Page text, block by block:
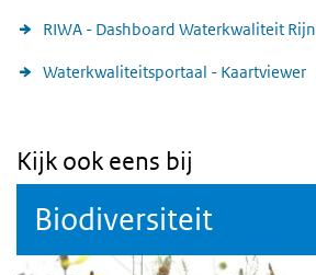
RIWA - Dashboard Waterkwaliteit Rijn
Waterkwaliteitsportaal - Kaartviewer
Kijk ook eens bij
Biodiversiteit